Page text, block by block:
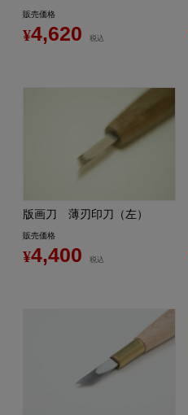
販売価格
¥4,620 税込
版画刀 薄刃印刀（左）
販売価格
¥4,400 税込